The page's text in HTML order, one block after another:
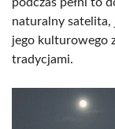
naturalny satelita,
jego kulturowego
tradycjami.